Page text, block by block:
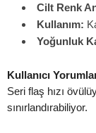
Cilt Renk
Kullanım:
Yoğunluk
Kullanıcı
Seri flaş hızı
sınırlandırabiliyor.